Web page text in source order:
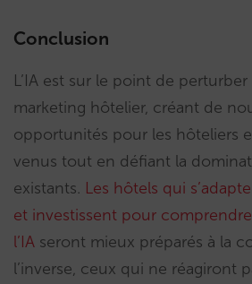
Conclusion
L’IA est sur le point de
marketing hôtelier, créant de
opportunités pour les hôteliers
venus tout en défiant la
existants. Les hôtels qui
et investissent pour
l’IA seront mieux préparés à la
l’inverse, ceux qui ne réagiront